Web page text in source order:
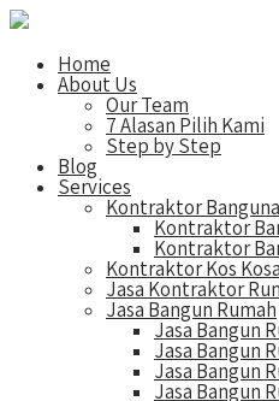
Home
About Us
Our Team
7 Alasan Pilih Kami
Step by Step
Blog
Services
Kontraktor
Kontraktor
Kontraktor
Kontraktor Kos
Jasa Kontraktor
Jasa Bangun Rumah
Jasa Bangun
Jasa Bangun
Jasa Bangun
Jasa Bangun